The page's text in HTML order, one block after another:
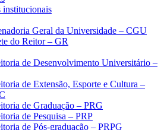
institucionais
Geral da Universidade – CGU
do Reitor – GR
de Desenvolvimento Universitário –
de Extensão, Esporte e Cultura –
de Graduação – PRG
de Pesquisa – PRP
de Pós-graduação – PRPG